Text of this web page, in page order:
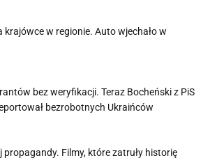
krajówce w regionie. Auto wjechało w
bez weryfikacji. Teraz Bocheński z PiS
bezrobotnych Ukraińców
Filmy, które zatruły historię